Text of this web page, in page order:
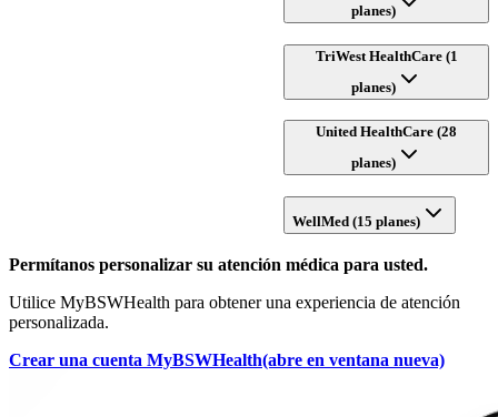
planes)
TriWest HealthCare (1
planes)
United HealthCare (28
planes)
WellMed (15 planes)
Permítanos personalizar su atención médica para usted.
Utilice MyBSWHealth para obtener una experiencia de atención
personalizada.
Crear una cuenta MyBSWHealth(abre en ventana nueva)